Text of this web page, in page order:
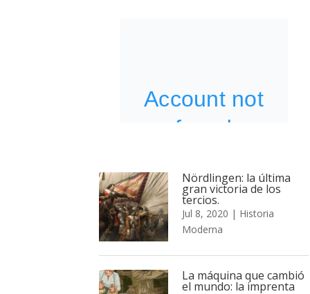
Nördlingen: la última
gran victoria de los
tercios.
Jul 8, 2020 | Historia
Moderna
La máquina que cambió
el mundo: la imprenta